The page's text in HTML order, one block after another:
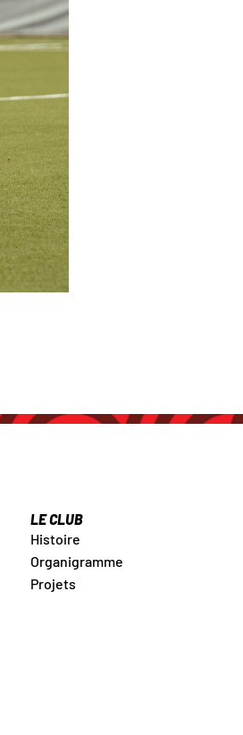
LE CLUB
Histoire
Organigramme
Projets